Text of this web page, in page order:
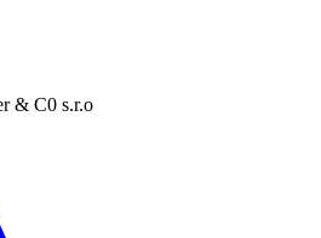
& C0 s.r.o